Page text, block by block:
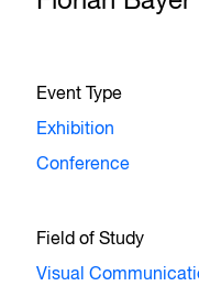
Event Type
Exhibition
Conference
Field of Study
Visual